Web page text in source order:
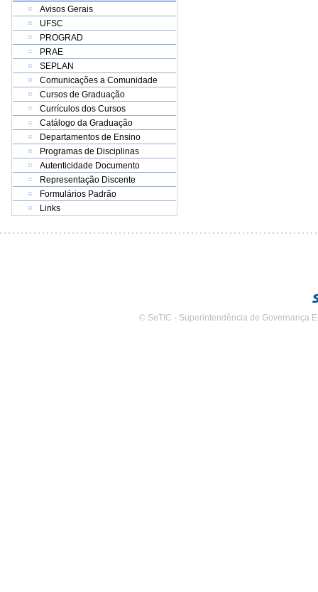
Avisos Gerais
UFSC
PROGRAD
PRAE
SEPLAN
Comunicações a Comunidade
Cursos de Graduação
Currículos dos Cursos
Catálogo da Graduação
Departamentos de Ensino
Programas de Disciplinas
Autenticidade Documento
Representação Discente
Formulários Padrão
Links
© SeTIC - Superintendência de Governança